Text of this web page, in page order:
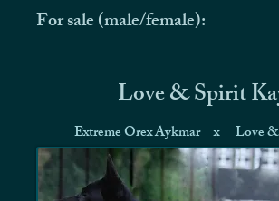
For sale (male/female):
Love & Spirit
Extreme Orex Aykmar Love
x